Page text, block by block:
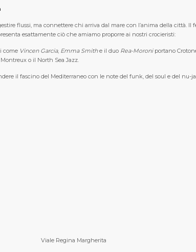
flussi, ma connettere chi arriva dal mare con l’anima della città. Il
esattamente ciò che amiamo proporre ai nostri crocieristi:
come Vincen Garcia, Emma Smithe il duo Rea-Moroniportano
o il North Sea Jazz.
il fascino del Mediterraneo con le note del funk, del soul e del nu-
Viale Regina Margherita